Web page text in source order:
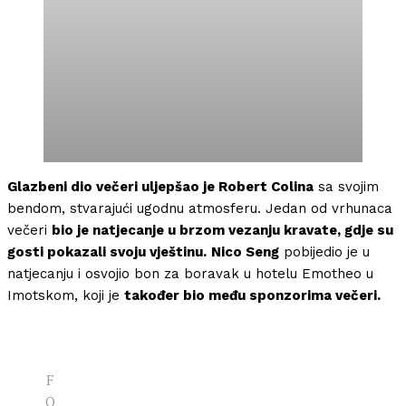
Glazbeni dio večeri uljepšao je Robert Colina sa svojim
bendom, stvarajući ugodnu atmosferu. Jedan od vrhunaca
večeri bio je natjecanje u brzom vezanju kravate, gdje su
gosti pokazali svoju vještinu. Nico Seng pobijedio je u
natjecanju i osvojio bon za boravak u hotelu Emotheo u
Imotskom, koji je također bio među sponzorima večeri.
F
O